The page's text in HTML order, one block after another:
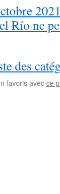
Río ne
des
favoris avecce